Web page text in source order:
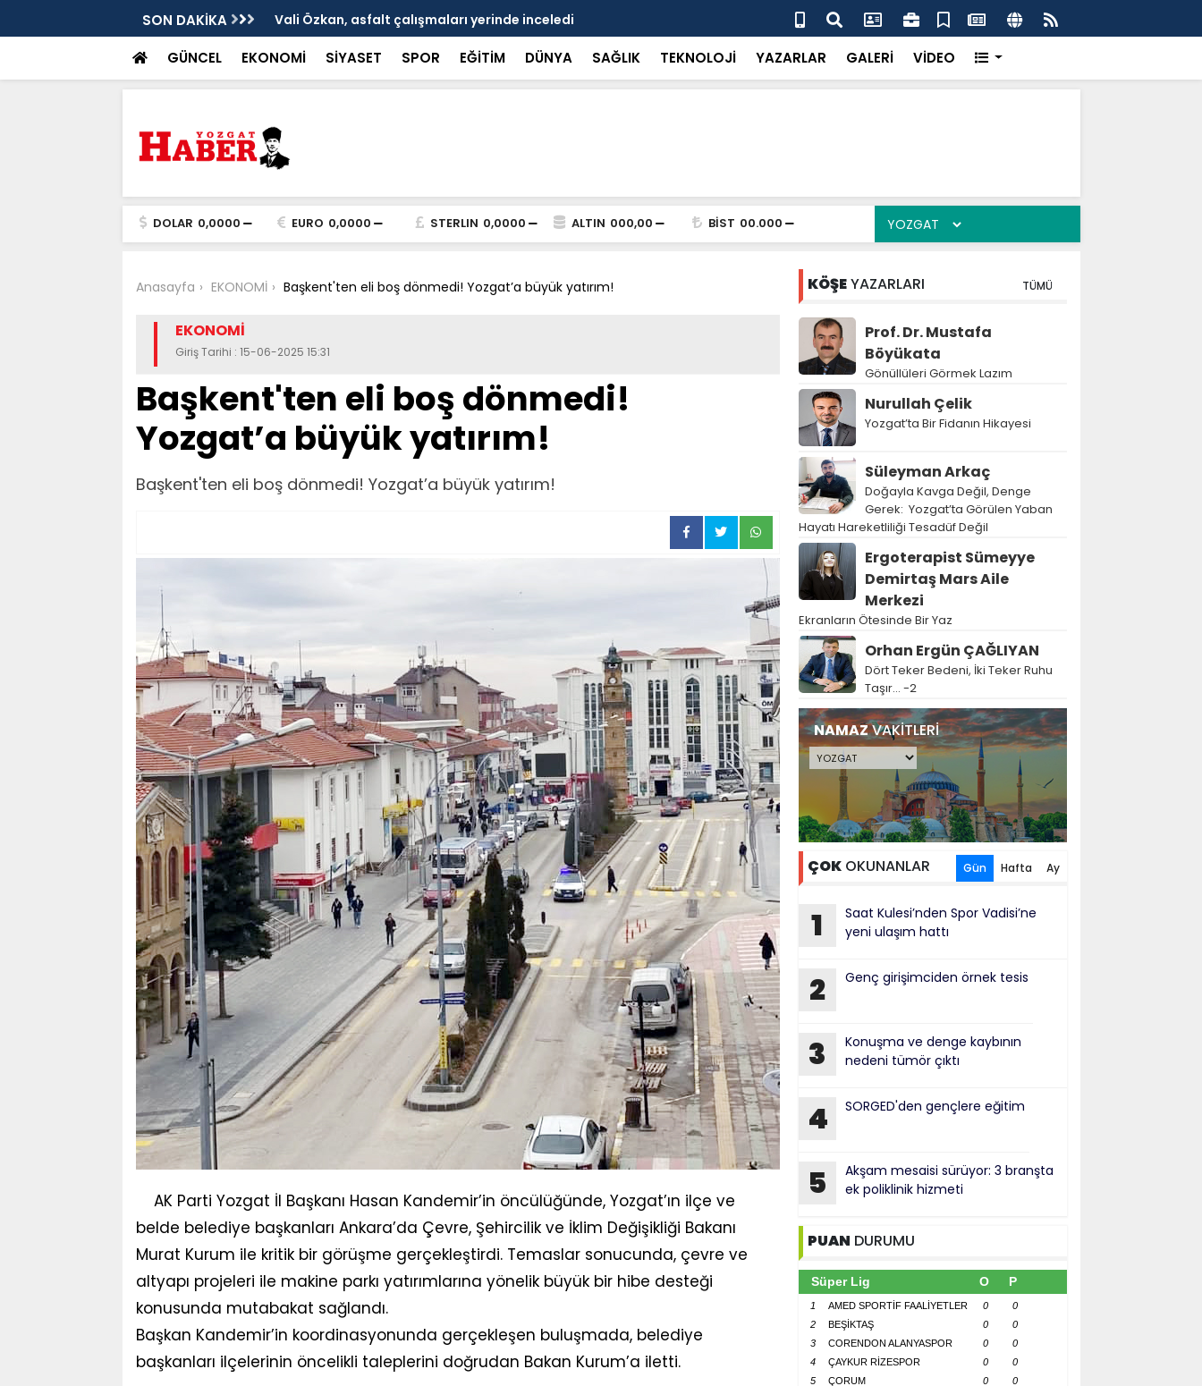
SON DAKİKA Vali Özkan, asfalt çalışmaları yerinde inceledi Bakan Gürlek’ten “Tek Çatı” mesajı
GÜNCEL EKONOMİ SİYASET SPOR EĞİTİM DÜNYA SAĞLIK TEKNOLOJİ YAZARLAR GALERİ VİDEO
DOLAR 0,0000 EURO 0,0000 STERLIN 0,0000 ALTIN 000,00 BİST 00.000
Anasayfa EKONOMİ Başkent'ten eli boş dönmedi! Yozgat’a büyük yatırım!
EKONOMİ
Giriş Tarihi : 15-06-2025 15:31
Başkent'ten eli boş dönmedi!
Yozgat’a büyük yatırım!
Başkent'ten eli boş dönmedi! Yozgat’a büyük yatırım!
AK Parti Yozgat İl Başkanı Hasan Kandemir’in öncülüğünde, Yozgat’ın ilçe ve
belde belediye başkanları Ankara’da Çevre, Şehircilik ve İklim Değişikliği Bakanı
Murat Kurum ile kritik bir görüşme gerçekleştirdi. Temaslar sonucunda, çevre ve
altyapı projeleri ile makine parkı yatırımlarına yönelik büyük bir hibe desteği
konusunda mutabakat sağlandı.
Başkan Kandemir’in koordinasyonunda gerçekleşen buluşmada, belediye
başkanları ilçelerinin öncelikli taleplerini doğrudan Bakan Kurum’a iletti.
KÖŞEYAZARLARI TÜMÜ
Prof. Dr. Mustafa
Böyükata
Gönüllüleri Görmek Lazım
Nurullah Çelik
Yozgat’ta Bir Fidanın Hikayesi
Süleyman Arkaç
Doğayla Kavga Değil, Denge
Gerek: Yozgat’ta Görülen Yaban
Hayatı Hareketliliği Tesadüf Değil
Ergoterapist Sümeyye
Demirtaş Mars Aile
Merkezi
Ekranların Ötesinde Bir Yaz
Orhan Ergün ÇAĞLIYAN
Dört Teker Bedeni, İki Teker Ruhu
Taşır… -2
NAMAZVAKİTLERİ
ÇOKOKUNANLAR Gün Hafta Ay
1
Saat Kulesi’nden Spor Vadisi’ne
yeni ulaşım hattı
2 Genç girişimciden örnek tesis
3
Konuşma ve denge kaybının
nedeni tümör çıktı
4 SORGED'den gençlere eğitim
5
Akşam mesaisi sürüyor: 3 branşta
ek poliklinik hizmeti
PUAN DURUMU
Süper Lig O P
1 AMED SPORTİF FAALİYETLER 0
0
2
BEŞİKTAŞ 0
0
3
CORENDON ALANYASPOR 0
0
4
ÇAYKUR RİZESPOR 0
0
5
ÇORUM 0
0